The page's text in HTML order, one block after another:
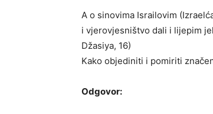
A o sinovima Israilovim
i vjerovjesništvo dali i lijepim
Džasiya, 16)
Kako objediniti i pomiriti
Odgovor: